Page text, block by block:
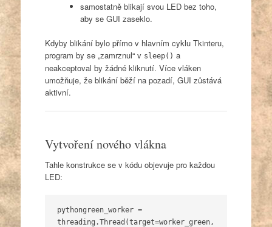
samostatně blikají svou LED bez toho,
aby se GUI zaseklo.
Kdyby blikání bylo přímo v hlavním cyklu Tkinteru,
program by se „zamrznul“ v sleep() a
neakceptoval by žádné kliknutí. Více vláken
umožňuje, že blikání běží na pozadí, GUI zůstává
aktivní.
Vytvoření nového vlákna
Tahle konstrukce se v kódu objevuje pro každou
LED:
pythongreen_worker =
threading.Thread(target=worker_green,